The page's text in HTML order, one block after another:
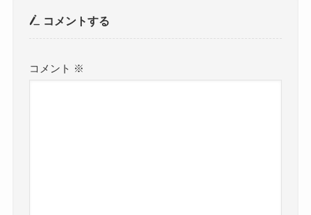
コメントする
コメント ※